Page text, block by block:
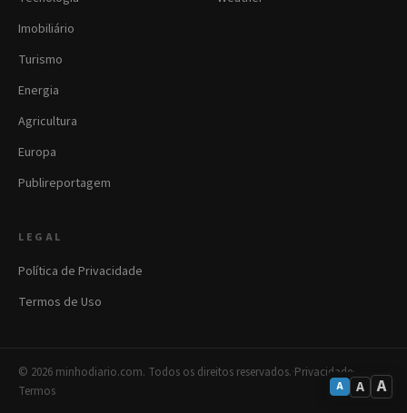
A A A
Imobiliário
Turismo
Energia
Agricultura
Europa
Publireportagem
LEGAL
Política de Privacidade
Termos de Uso
© 2026 minhodiario.com. Todos os direitos reservados.·Privacidade
Termos